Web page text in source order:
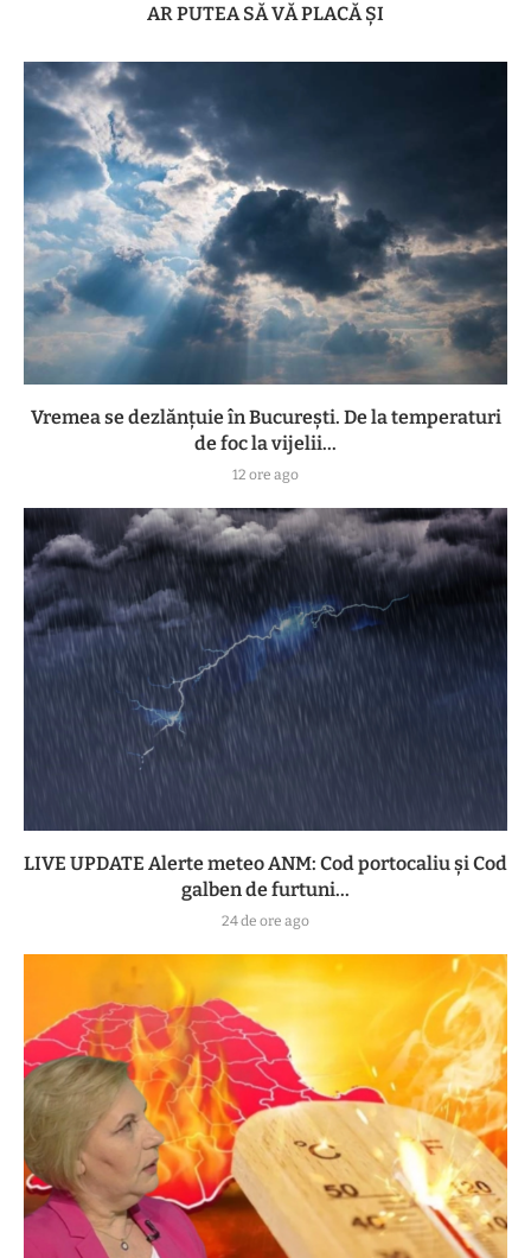
AR PUTEA SĂ VĂ PLACĂ ȘI
Vremea se dezlănțuie în București. De la temperaturi
de foc la vijelii...
12 ore ago
LIVE UPDATE Alerte meteo ANM: Cod portocaliu și Cod
galben de furtuni...
24 de ore ago